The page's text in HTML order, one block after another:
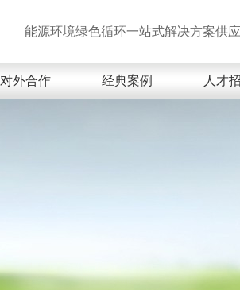
能源环境绿色循环一站式解决方案供
对外合作 经典案例 人才